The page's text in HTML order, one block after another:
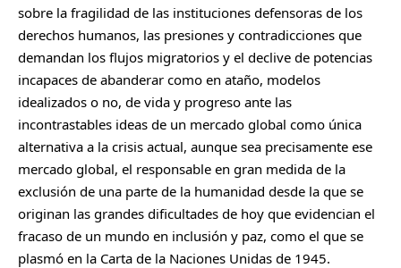
sobre la fragilidad de las instituciones defensoras de los
derechos humanos, las presiones y contradicciones que
demandan los flujos migratorios y el declive de potencias
incapaces de abanderar como en ataño, modelos
idealizados o no, de vida y progreso ante las
incontrastables ideas de un mercado global como única
alternativa a la crisis actual, aunque sea precisamente ese
mercado global, el responsable en gran medida de la
exclusión de una parte de la humanidad desde la que se
originan las grandes dificultades de hoy que evidencian el
fracaso de un mundo en inclusión y paz, como el que se
plasmó en la Carta de la Naciones Unidas de 1945.